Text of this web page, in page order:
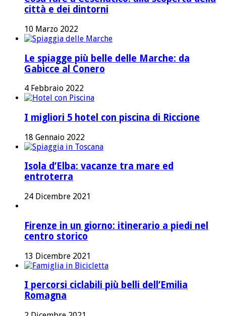
città e dei dintorni
10 Marzo 2022
Le spiagge più belle delle Marche: da
Gabicce al Conero
4 Febbraio 2022
I migliori 5 hotel con piscina di Riccione
18 Gennaio 2022
Isola d’Elba: vacanze tra mare ed
entroterra
24 Dicembre 2021
Firenze in un giorno: itinerario a piedi nel
centro storico
13 Dicembre 2021
I percorsi ciclabili più belli dell’Emilia
Romagna